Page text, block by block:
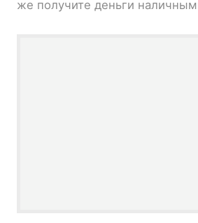
же получите деньги